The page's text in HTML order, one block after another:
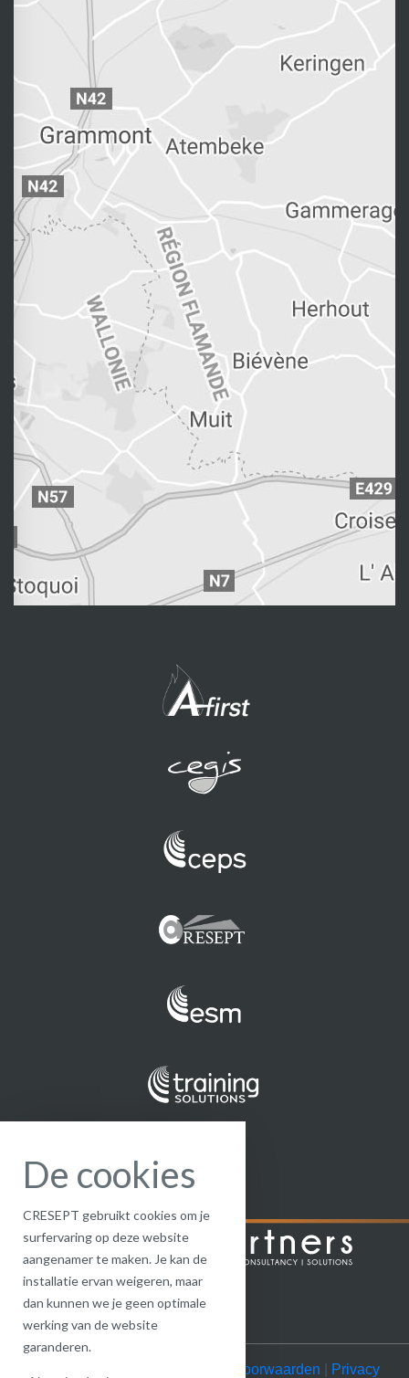
Algemene voorwaarden Privacy
De cookies
CRESEPT gebruikt cookies om je
surfervaring op deze website
aangenamer te maken. Je kan de
installatie ervan weigeren, maar
dan kunnen we je geen optimale
werking van de website
garanderen.